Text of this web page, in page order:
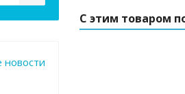
С этим товаром
новости